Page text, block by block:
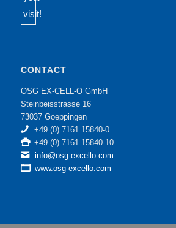
CONTACT
OSG EX-CELL-O GmbH
Steinbeisstrasse 16
73037 Goeppingen
+49 (0) 7161 15840-0
+49 (0) 7161 15840-10
info@osg-excello.com
www.osg-excello.com